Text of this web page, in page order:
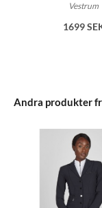
Vestrum
1699
Andra produkter